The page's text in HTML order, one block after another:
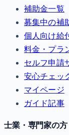
補助金一覧
募集中の補
個人向け給
料金・プラ
セルフ申請
安心チェッ
マイページ
ガイド記事
士業・専門家の方